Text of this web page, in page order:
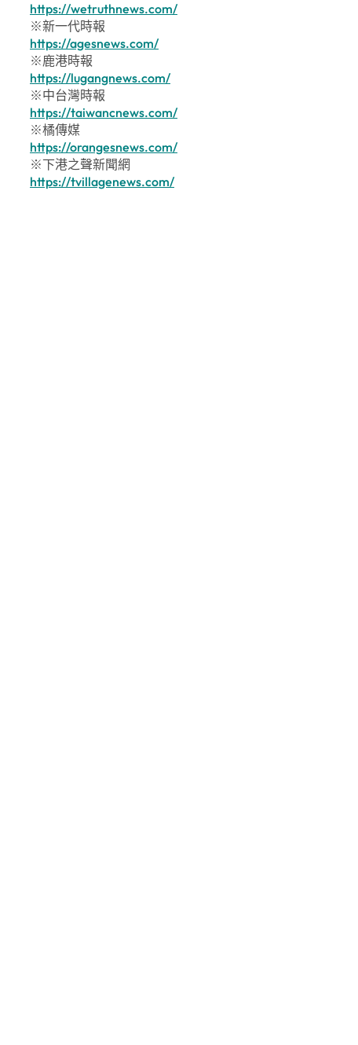
https://wetruthnews.com/
※新一代時報
https://agesnews.com/
※鹿港時報
https://lugangnews.com/
※中台灣時報
https://taiwancnews.com/
※橘傳媒
https://orangesnews.com/
※下港之聲新聞網
https://tvillagenews.com/